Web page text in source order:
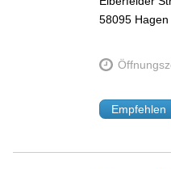
58095 Hagen
Empfehlen